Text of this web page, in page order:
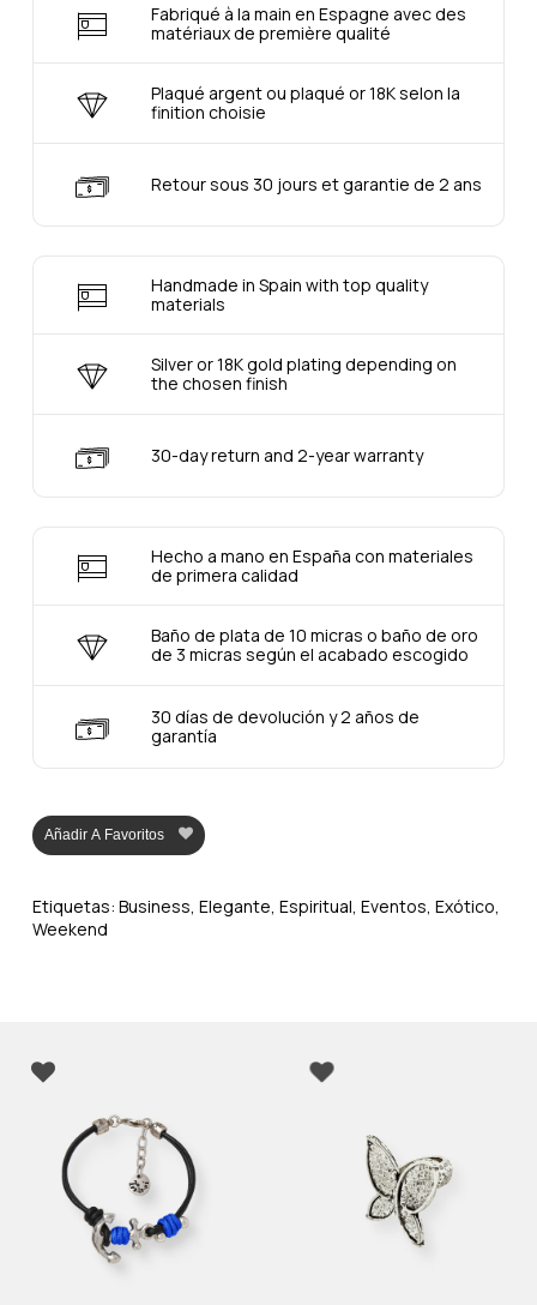
Fabriqué à la main en Espagne avec des
matériaux de première qualité
Plaqué argent ou plaqué or 18K selon la
finition choisie
Retour sous 30 jours et garantie de 2 ans
Handmade in Spain with top quality
materials
Silver or 18K gold plating depending on
the chosen finish
30-day return and 2-year warranty
Hecho a mano en España con materiales
de primera calidad
Baño de plata de 10 micras o baño de oro
de 3 micras según el acabado escogido
30 días de devolución y 2 años de
garantía
Añadir A Favoritos
Etiquetas: Business Elegante Espiritual Eventos Exótico
Weekend